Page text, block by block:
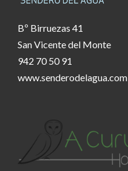
Bº Birruezas 41
San Vicente del Monte
942 70 50 91
www.senderodelagua.com